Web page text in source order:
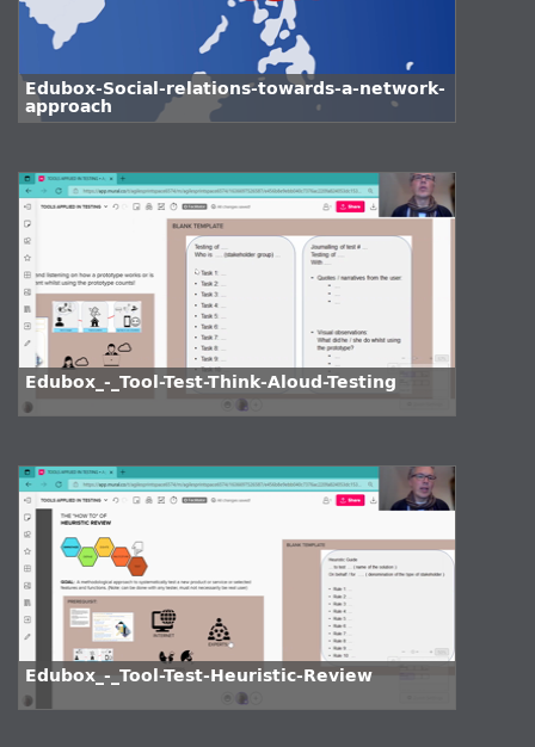
Edubox-Social-relations-towards-a-network-
approach
Edubox_-_Tool-Test-Think-Aloud-Testing
Edubox_-_Tool-Test-Heuristic-Review